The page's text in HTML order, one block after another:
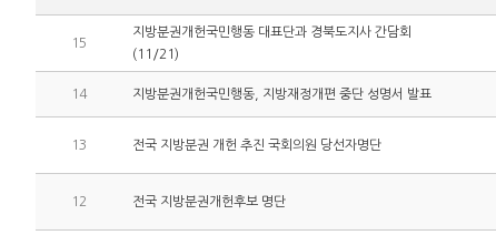
15
지방분권개헌국민행동 대표단과 경북도지사 간담회
(11/21)
14 지방분권개헌국민행동, 지방재정개편 중단 성명서 발표
13 전국 지방분권 개헌 추진 국회의원 당선자명단
12 전국 지방분권개헌후보 명단